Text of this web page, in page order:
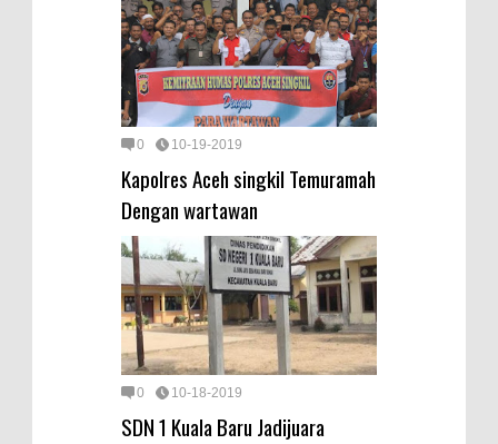
0 10-19-2019
Kapolres Aceh singkil Temuramah
Dengan wartawan
0 10-18-2019
SDN 1 Kuala Baru Jadijuara